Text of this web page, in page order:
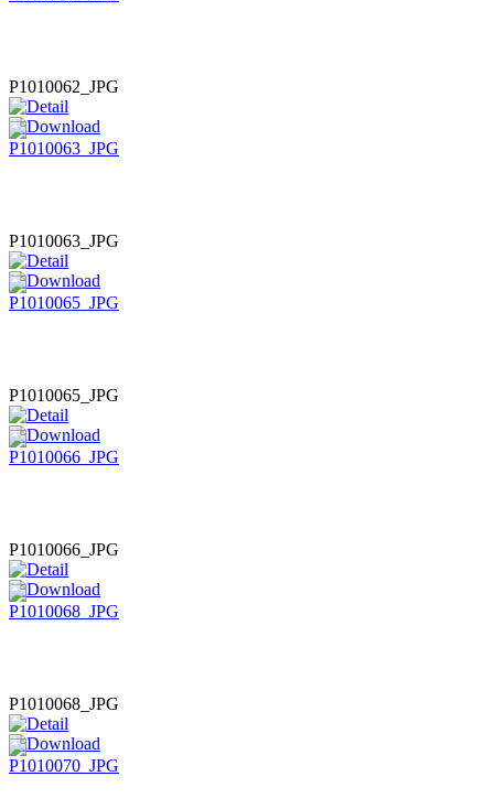
P1010062_JPG
P1010063_JPG
P1010065_JPG
P1010066_JPG
P1010068_JPG